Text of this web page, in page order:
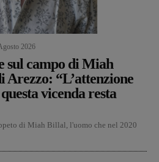
2026
sul campo di Miah
“L’attenzione
vicenda resta
di Miah Billal, l'uomo che nel 2020